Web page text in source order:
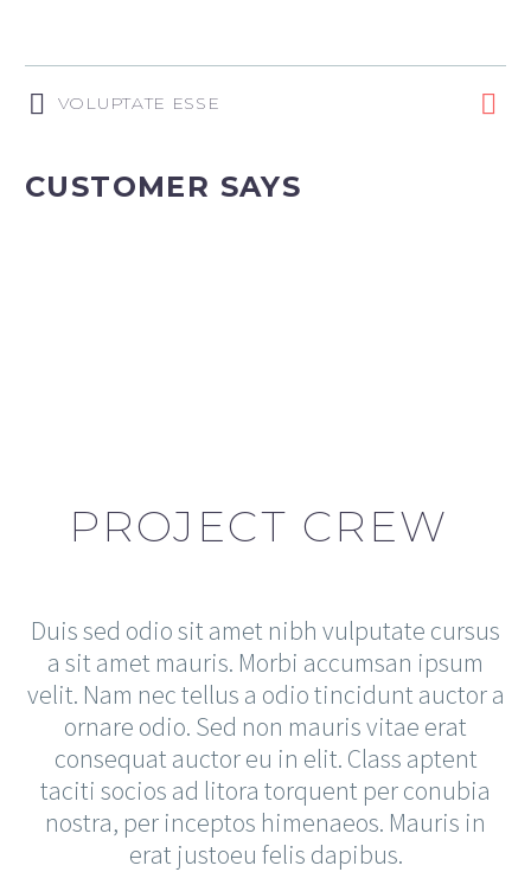
VOLUPTATE ESSE
CUSTOMER SAYS
PROJECT CREW
Duis sed odio sit amet nibh vulputate cursus
a sit amet mauris. Morbi accumsan ipsum
velit. Nam nec tellus a odio tincidunt auctor a
ornare odio. Sed non mauris vitae erat
consequat auctor eu in elit. Class aptent
taciti socios ad litora torquent per conubia
nostra, per inceptos himenaeos. Mauris in
erat justoeu felis dapibus.